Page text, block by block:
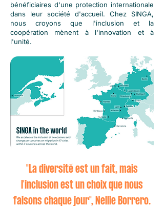
bénéficiaires d'une protection internationale
dans leur société d'accueil. Chez SINGA,
nous croyons que l'inclusion et la
coopération mènent à l'innovation et à
l'unité.
"La diversité est un fait, mais
l'inclusion est un choix que nous
faisons chaque jour", Nellie Borrero.